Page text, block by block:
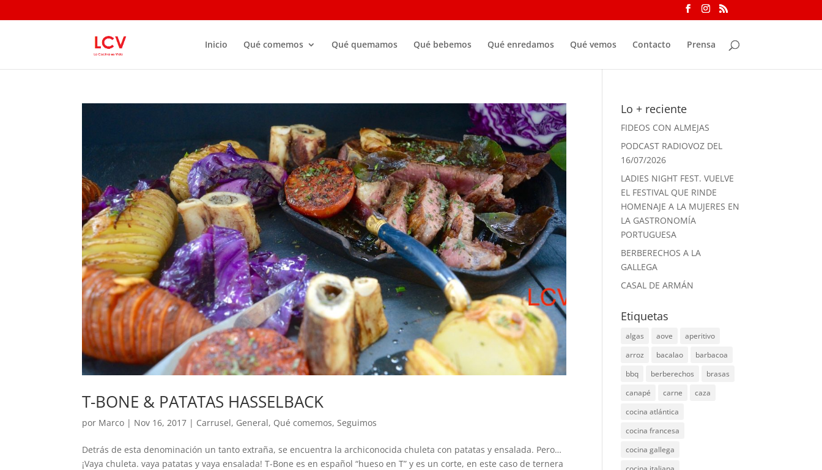
Inicio Qué comemos Qué quemamos Qué bebemos Qué enredamos Qué vemos Contacto Prensa
T-BONE & PATATAS HASSELBACK
por Marco | Nov 16, 2017 | Carrusel, General, Qué comemos,Seguimos
Detrás de esta denominación un tanto extraña, se encuentra la archiconocida chuleta con patatas y ensalada. Pero…
¡Vaya chuleta. vaya patatas y vaya ensalada! T-Bone es en español “hueso en T” y es un corte, en este caso de ternera
Lo + reciente
FIDEOS CON ALMEJAS
PODCAST RADIOVOZ DEL
16/07/2026
LADIES NIGHT FEST. VUELVE
EL FESTIVAL QUE RINDE
HOMENAJE A LA MUJERES EN
LA GASTRONOMÍA
PORTUGUESA
BERBERECHOS A LA
GALLEGA
CASAL DE ARMÁN
Etiquetas
algas aove
aperitivo
arroz
bacalao
barbacoa
bbq
berberechos
brasas
canapé
carne
caza
cocina atlántica
cocina francesa
cocina gallega